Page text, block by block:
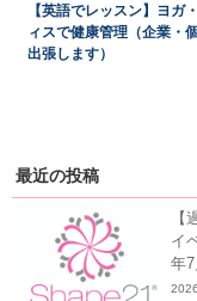
【英語でレッスン】ヨガ
ィスで健康管理（企業・
出張します）
最近の投稿
イ
年7